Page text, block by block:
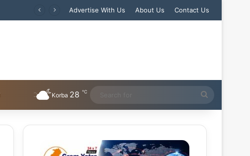
Advertise With Us About Us Contact Us
Korba 28 ℃
for